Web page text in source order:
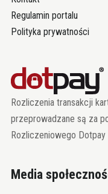
Regulamin portalu
Polityka prywatności
Rozliczenia transakcji
przeprowadzane są za
Rozliczeniowego Dotpay
Media